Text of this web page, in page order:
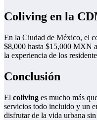
Coliving en la
En la Ciudad de México, el
$8,000 hasta $15,000 MXN
la experiencia de los
Conclusión
El coliving es mucho más
servicios todo incluido y un
disfrutar de la vida urbana